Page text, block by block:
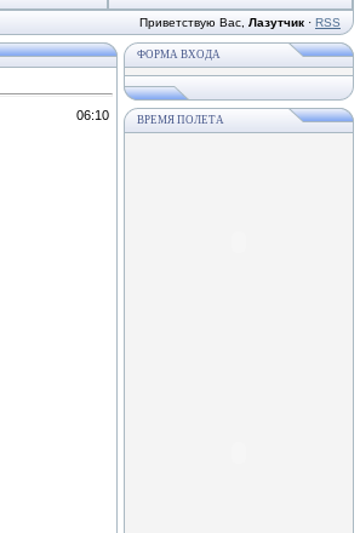
Приветствую Вас Лазутчик · RSS
06:10
ФОРМА ВХОДА
ВРЕМЯ ПОЛЕТА